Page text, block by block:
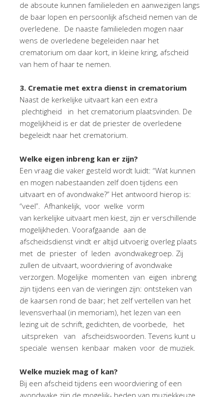
de absoute kunnen familieleden en aanwezigen langs
de baar lopen en persoonlijk afscheid nemen van de
overledene. De naaste familieleden mogen naar
wens de overledene begeleiden naar het
crematorium om daar kort, in kleine kring, afscheid
van hem of haar te nemen.
3. Crematie met extra dienst in crematorium
Naast de kerkelijke uitvaart kan een extra
plechtigheid in het crematorium plaatsvinden. De
mogelijkheid is er dat de priester de overledene
begeleidt naar het crematorium.
Welke eigen inbreng kan er zijn?
Een vraag die vaker gesteld wordt luidt: “Wat kunnen
en mogen nabestaanden zelf doen tijdens een
uitvaart en of avondwake?” Het antwoord hierop is:
“veel”. Afhankelijk, voor welke vorm
van kerkelijke uitvaart men kiest, zijn er verschillende
mogelijkheden. Voorafgaande aan de
afscheidsdienst vindt er altijd uitvoerig overleg plaats
met de priester of leden avondwakegroep. Zij
zullen de uitvaart, woordviering of avondwake
verzorgen. Mogelijke momenten van eigen inbreng
zijn tijdens een van de vieringen zijn: ontsteken van
de kaarsen rond de baar; het zelf vertellen van het
levensverhaal (in memoriam), het lezen van een
lezing uit de schrift, gedichten, de voorbede, het
uitspreken van afscheidswoorden. Tevens kunt u
speciale wensen kenbaar maken voor de muziek.
Welke muziek mag of kan?
Bij een afscheid tijdens een woordviering of een